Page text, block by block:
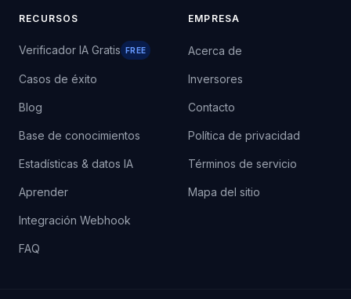
RECURSOS
Verificador IA Gratis FREE
Casos de éxito
Blog
Base de conocimientos
Estadísticas & datos IA
Aprender
Integración Webhook
FAQ
EMPRESA
Acerca de
Inversores
Contacto
Política de privacidad
Términos de servicio
Mapa del sitio